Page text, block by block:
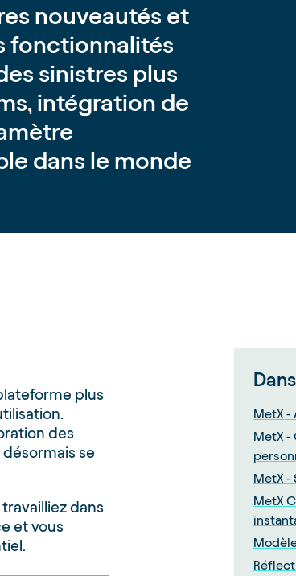
nouveautés et
fonctionnalités
sinistres plus
intégration de
dans le monde
MetX -
MetX -
MetX -
MetX
plus
des
se
dans
et vous